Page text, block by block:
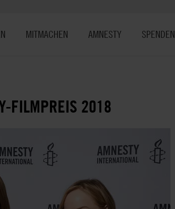
MITMACHEN AMNESTY SPENDEN
FILMPREIS 2018